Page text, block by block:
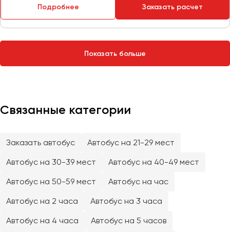
Подробнее Заказать расчет
Показать больше
Связанные категории
Заказать автобус
Автобус на 21-29 мест
Автобус на 30-39 мест
Автобус на 40-49 мест
Автобус на 50-59 мест
Автобус на час
Автобус на 2 часа
Автобус на 3 часа
Автобус на 4 часа
Автобус на 5 часов
Тверь
Тольятти
Улан-Удэ
Уфа
Феодосия
Чебоксары